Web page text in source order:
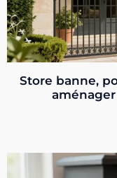
Store banne,
aménager